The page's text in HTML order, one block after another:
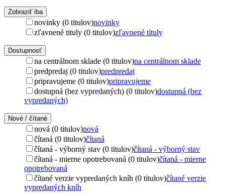
Zobraziť iba
novinky (0 titulov)novinky
zľavnené tituly (0 titulov)zľavnené tituly
Dostupnosť
na centrálnom sklade (0 titulov)na centrálnom sklade
predpredaj (0 titulov)predpredaj
pripravujeme (0 titulov)pripravujeme
dostupná (bez vypredaných) (0 titulov)dostupná (bez
vypredaných)
Nové / čítané
nová (0 titulov)nová
čítaná (0 titulov)čítaná
čítaná - výborný stav (0 titulov)čítaná - výborný stav
čítaná - mierne opotrebovaná (0 titulov)čítaná - mierne
opotrebovaná
čítané verzie vypredaných kníh (0 titulov)čítané verzie
vypredaných kníh